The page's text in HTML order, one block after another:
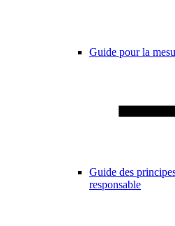
Guide pour la
Guide des
responsable